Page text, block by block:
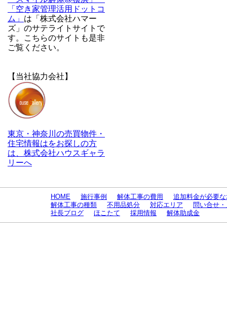
「空き家管理活用ドットコ
ム」 は「株式会社ハマー
ズ」のサテライトサイトで
す。こちらのサイトも是非
ご覧ください。
【当社協力会社】
東京・神奈川の売買物件・
住宅情報はをお探しの方
は、株式会社ハウスギャラ
リーへ
HOME 施行事例 解体工事の費用
追加料金が必要
解体工事の種類
不用品処分 対応エリア
問い合せ
社長ブログ
ほこたて 採用情報 解体助成金